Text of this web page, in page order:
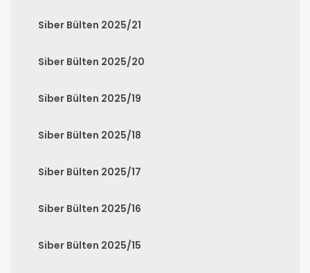
Siber Bülten 2025/21
Siber Bülten 2025/20
Siber Bülten 2025/19
Siber Bülten 2025/18
Siber Bülten 2025/17
Siber Bülten 2025/16
Siber Bülten 2025/15